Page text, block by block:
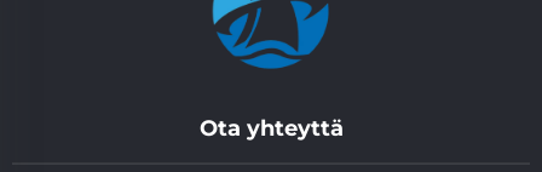
Ota yhteyttä